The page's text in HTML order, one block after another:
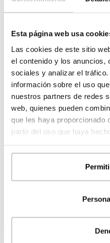
Esta página web usa
Las cookies de este sitio
el contenido y los anuncios,
sociales y analizar el
información sobre el uso
nuestros partners de redes
web, quienes pueden
que les haya proporcionado
partir del uso que haya
Teia prefabricated
273 m²
Registerto see the
prices
Betera concrete